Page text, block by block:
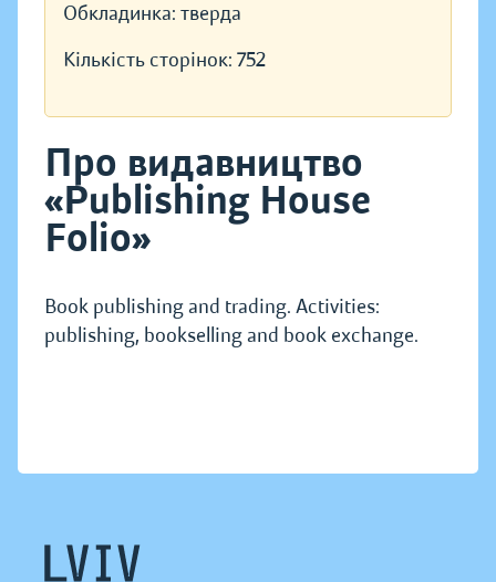
Обкладинка: тверда
Кількість сторінок: 752
Про видавництво
«Publishing House
Folio»
Book publishing and trading. Activities:
publishing, bookselling and book exchange.